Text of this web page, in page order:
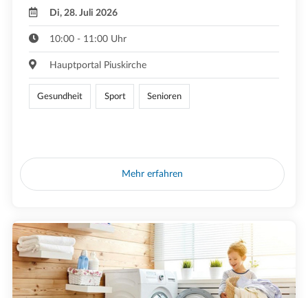
Di, 28. Juli 2026
10:00 - 11:00 Uhr
Hauptportal Piuskirche
Gesundheit Sport Senioren
Mehr erfahren